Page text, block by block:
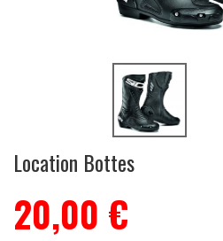
Location Bottes
20,00 €